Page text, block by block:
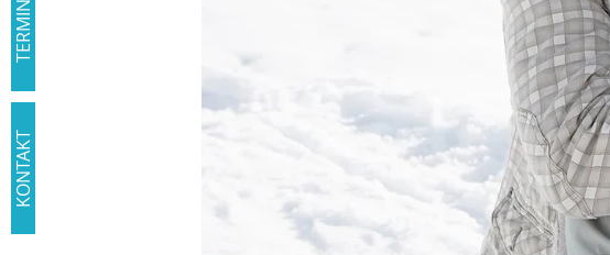
TERMINE
KONTAKT